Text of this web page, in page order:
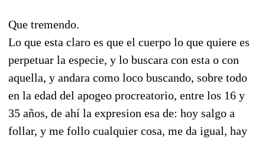
Que tremendo.
Lo que esta claro es que el cuerpo lo que quiere es
perpetuar la especie, y lo buscara con esta o con
aquella, y andara como loco buscando, sobre todo
en la edad del apogeo procreatorio, entre los 16 y
35 años, de ahí la expresion esa de: hoy salgo a
follar, y me follo cualquier cosa, me da igual, hay